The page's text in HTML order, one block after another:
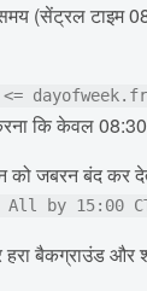
टाइम
<=
कि केवल
जबरन बंद
All by 15:00
बैकग्राउंड और